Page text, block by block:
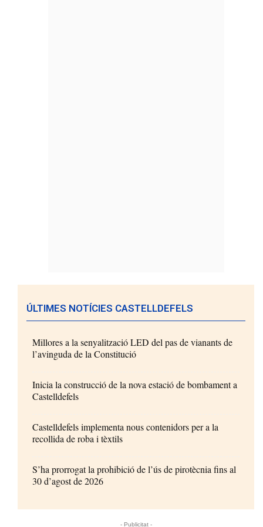
ÚLTIMES NOTÍCIES CASTELLDEFELS
Millores a la senyalització LED del pas de vianants de
l’avinguda de la Constitució
Inicia la construcció de la nova estació de bombament a
Castelldefels
Castelldefels implementa nous contenidors per a la
recollida de roba i tèxtils
S’ha prorrogat la prohibició de l’ús de pirotècnia fins al
30 d’agost de 2026
- Publicitat -